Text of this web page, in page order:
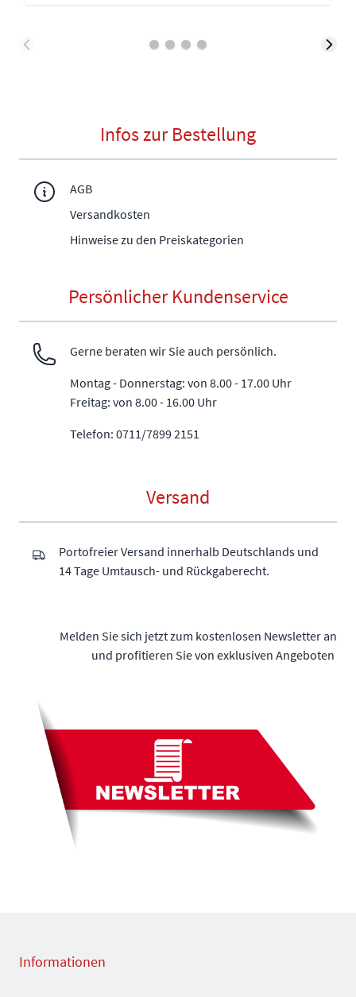
Infos zur Bestellung
AGB
Versandkosten
Hinweise zu den Preiskategorien
Persönlicher Kundenservice
Gerne beraten wir Sie auch persönlich.
Montag - Donnerstag: von 8.00 - 17.00 Uhr
Freitag: von 8.00 - 16.00 Uhr
Telefon: 0711/7899 2151
Versand
Portofreier Versand innerhalb Deutschlands und
14 Tage Umtausch- und Rückgaberecht.
Melden Sie sich jetzt zum kostenlosen Newsletter an
und profitieren Sie von exklusiven Angeboten
Informationen